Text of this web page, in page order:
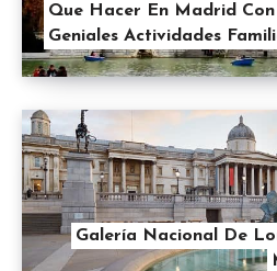
Que Hacer En Madrid Con
Geniales Actividades
Galería Nacional De